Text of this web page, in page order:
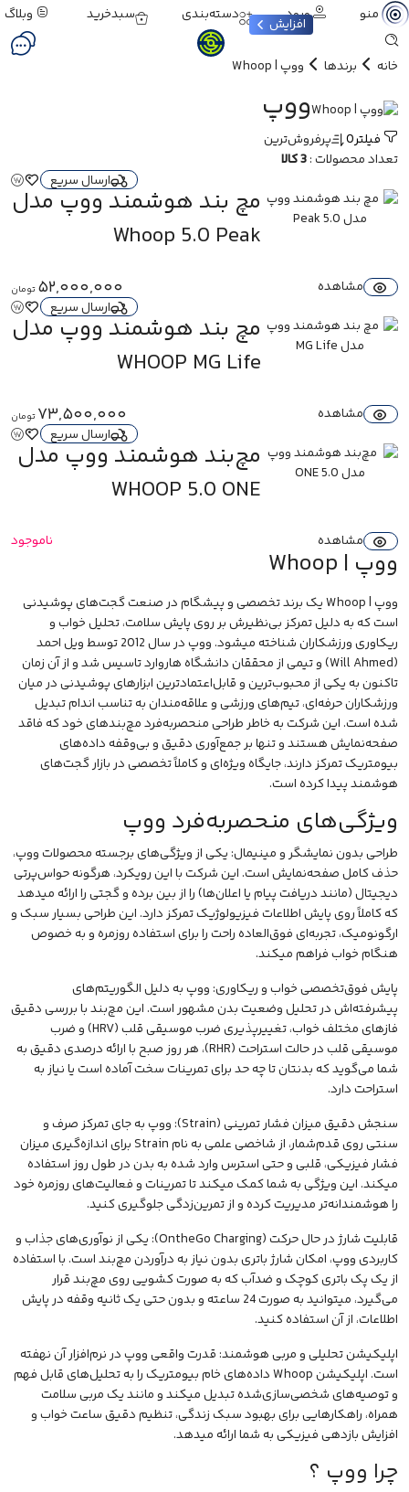
منو ورود دسته‌بندی سبدخرید وبلاگ
خانه برندها ووپ | Whoop
ووپ
فیلتر0
پرفروش‌ترین
تعداد محصولات :3 کالا
ارسال سریع
مچ‌ بند هوشمند ووپ مدل
5.0 Peak
Whoop 5.0 Peak
مشاهده 52,000,000تومان
ارسال سریع
مچ‌ بند هوشمند ووپ مدل
MG Life
WHOOP MG Life
مشاهده 73,500,000تومان
ارسال سریع
مچ‌بند هوشمند ووپ مدل
5.0 ONE
WHOOP 5.0 ONE
مشاهده ناموجود
ووپ | Whoop
ووپ | Whoop یک برند تخصصی و پیشگام در صنعت گجت‌های پوشیدنی
است که به دلیل تمرکز بی‌نظیرش بر روی پایش سلامت، تحلیل خواب و
ریکاوری ورزشکاران شناخته میشود. ووپ در سال 2012 توسط ویل احمد
(Will Ahmed) و تیمی از محققان دانشگاه هاروارد تاسیس شد و از آن زمان
تاکنون به یکی از محبوب‌ترین و قابل‌اعتمادترین ابزارهای پوشیدنی در میان
ورزشکاران حرفه‌ای، تیم‌های ورزشی و علاقه‌مندان به تناسب اندام تبدیل
شده است. این شرکت به خاطر طراحی منحصربه‌فرد مچ‌بندهای خود که فاقد
صفحه‌نمایش هستند و تنها بر جمع‌آوری دقیق و بی‌وقفه داده‌های
بیومتریک تمرکز دارند، جایگاه ویژه‌ای و کاملاً تخصصی در بازار گجت‌های
هوشمند پیدا کرده است.
ویژگی‌های منحصربه‌فرد ووپ
طراحی بدون نمایشگر و مینیمال: یکی از ویژگی‌های برجسته محصولات ووپ،
حذف کامل صفحه‌نمایش است. این شرکت با این رویکرد، هرگونه حواس‌پرتی
دیجیتال (مانند دریافت پیام یا اعلان‌ها) را از بین برده و گجتی را ارائه میدهد
که کاملاً روی پایش اطلاعات فیزیولوژیک تمرکز دارد. این طراحی بسیار سبک و
ارگونومیک، تجربه‌ای فوق‌العاده راحت را برای استفاده روزمره و به خصوص
هنگام خواب فراهم میکند.
پایش فوق‌تخصصی خواب و ریکاوری: ووپ به دلیل الگوریتم‌های
پیشرفته‌اش در تحلیل وضعیت بدن مشهور است. این مچ‌بند با بررسی دقیق
فازهای مختلف خواب، تغییرپذیری ضربموسیقی
قلب (HRV) و ضرب
موسیقی قلب در حالت استراحت (RHR)، هر روز صبح با ارائه درصدی دقیق به
شما می‌گوید که بدنتان تا چه حد برای تمرینات سخت آماده است یا نیاز به
استراحت دارد.
سنجش دقیق میزان فشار تمرینی (Strain): ووپ به جای تمرکز صرف و
سنتی روی قدم‌شمار، از شاخصی علمی به نام Strain برای اندازه‌گیری میزان
فشار فیزیکی، قلبی و حتی استرس وارد شده به بدن در طول روز استفاده
میکند. این ویژگی به شما کمک میکند تا تمرینات و فعالیت‌های روزمره خود
را هوشمندانه‌تر مدیریت کرده و از تمرین‌زدگی جلوگیری کنید.
قابلیت شارژ در حال حرکت (OntheGo Charging): یکی از نوآوری‌های جذاب و
کاربردی ووپ، امکان شارژ باتری بدون نیاز به درآوردن مچ‌بند است. با استفاده
از یک پک باتری کوچک وضدآبکه به صورت کشویی روی مچ‌بند قرار
می‌گیرد، میتوانید به صورت 24 ساعته و بدون حتی یک ثانیه وقفه در پایش
اطلاعات، از آن استفاده کنید.
اپلیکیشنتحلیلی و مربی هوشمند: قدرت واقعی ووپ در نرم‌افزار آن نهفته
است. اپلیکیشن Whoop داده‌های خام بیومتریک را به تحلیل‌های قابل فهم
و توصیه‌های شخصی‌سازی‌شده تبدیل میکند و مانند یک مربی سلامت
همراه، راهکارهایی برای بهبود سبک زندگی، تنظیم دقیق ساعت خواب و
افزایش بازدهی فیزیکی به شما ارائه میدهد.
چرا ووپ ؟
افزایش